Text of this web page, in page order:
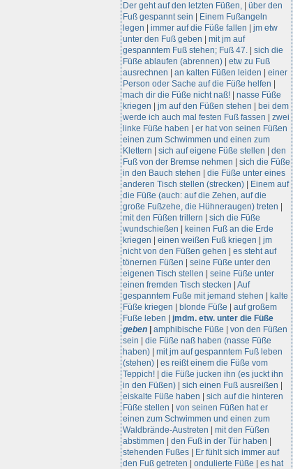
Der geht auf den letzten Füßen,
über den
Fuß gespannt sein
Einem Fußangeln
legen
immer auf die Füße fallen
jm etw
unter den Fuß geben
mit jm auf
gespanntem Fuß stehen; Fuß 47.
sich die
Füße ablaufen (abrennen)
etw zu Fuß
ausrechnen
an kalten Füßen leiden
einer
Person oder Sache auf die Füße helfen
mach dir die Füße nicht naß!
nasse Füße
kriegen
jm auf den Füßen stehen
bei dem
werde ich auch mal festen Fuß fassen
zwei
linke Füße haben
er hat von seinen Füßen
einen zum Schwimmen und einen zum
Klettern
sich auf eigene Füße stellen
den
Fuß von der Bremse nehmen
sich die Füße
in den Bauch stehen
die Füße unter eines
anderen Tisch stellen (strecken)
Einem auf
die Füße (auch: auf die Zehen, auf die
große Fußzehe, die Hühneraugen) treten
mit den Füßen trillern
sich die Füße
wundschießen
keinen Fuß an die Erde
kriegen
einen weißen Fuß kriegen
jm
nicht von den Füßen gehen
es steht auf
tönernen Füßen
seine Füße unter den
eigenen Tisch stellen
seine Füße unter
einen fremden Tisch stecken
Auf
gespanntem Fuße mit jemand stehen
kalte
Füße kriegen
blonde Füße
auf großem
Fuße leben
jmdm. etw. unter die Füße
geben
amphibische Füße
von den Füßen
sein
die Füße naß haben (nasse Füße
haben)
mit jm auf gespanntem Fuß leben
(stehen)
es reißt einem die Füße vom
Teppich!
die Füße jucken ihn (es juckt ihn
in den Füßen)
sich einen Fuß ausreißen
eiskalte Füße haben
sich auf die hinteren
Füße stellen
von seinen Füßen hat er
einen zum Schwimmen und einen zum
Waldbrände-Austreten
mit den Füßen
abstimmen
den Fuß in der Tür haben
stehenden Fußes
Er fühlt sich immer auf
den Fuß getreten
ondulierte Füße es hat